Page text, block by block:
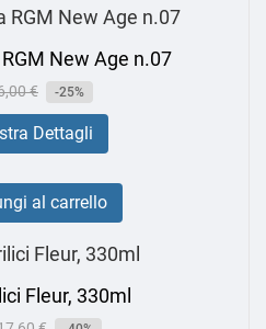
New Age n.07
€ -25%
Dettagli
al carrello
Fleur, 330ml